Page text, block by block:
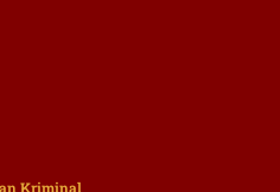
Kriminal